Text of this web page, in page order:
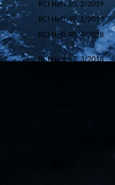
RCI Heft 50, 2/2019
RCI Heft 49, 1/2019
RCI Heft 48, 4/2018
RCI Heft 47, 3/2018